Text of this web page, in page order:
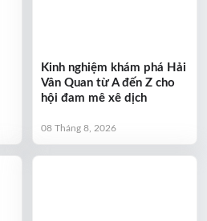
Kinh nghiệm khám phá Hải
Vân Quan từ A đến Z cho
hội đam mê xê dịch
08 Tháng 8, 2026